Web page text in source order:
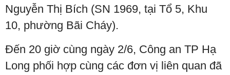
Nguyễn Thị Bích (SN 1969, tại Tổ 5, Khu
10, phường Bãi Cháy).
Đến 20 giờ cùng ngày 2/6, Công an TP Hạ
Long phối hợp cùng các đơn vị liên quan đã